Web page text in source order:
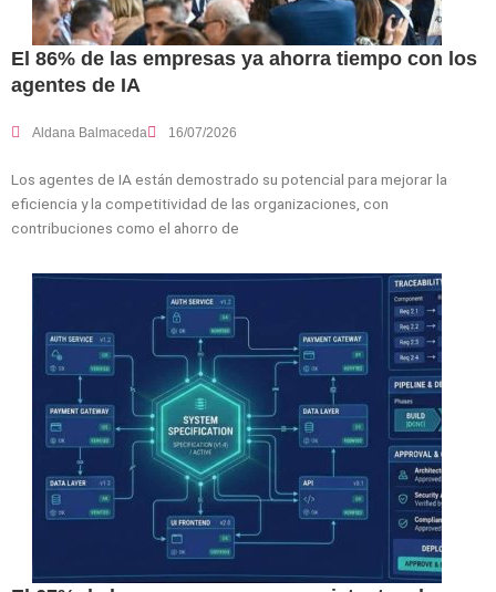
El 86% de las empresas ya ahorra tiempo con los
agentes de IA
Aldana Balmaceda 16/07/2026
Los agentes de IA están demostrado su potencial para mejorar la
eficiencia y la competitividad de las organizaciones, con
contribuciones como el ahorro de